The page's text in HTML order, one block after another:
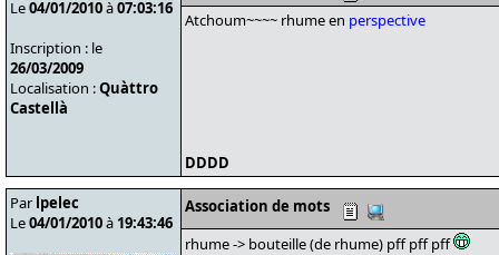
Le04/01/2010à07:03:16
Inscription : le
26/03/2009
Localisation :Quàttro
Castellà
Atchoum~~~~ rhume en perspective
DDDD
Par lpelec
Le04/01/2010à 19:43:46
Association de mots
rhume -> bouteille (de rhume) pff pff pff